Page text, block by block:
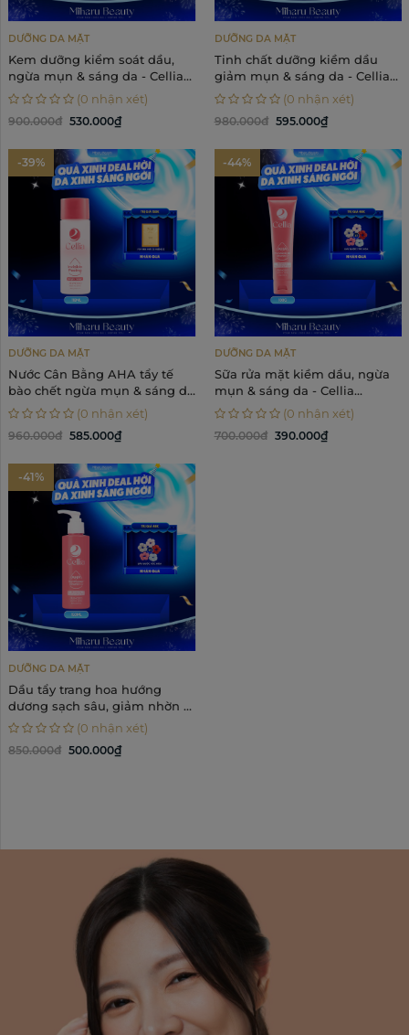
DƯỠNG DA MẶT
Kem dưỡng kiểm soát dầu,
ngừa mụn & sáng da - Cellia
Bright Cream 45g(0 nhận xét)
900.000đ 530.000₫
DƯỠNG DA MẶT
Tinh chất dưỡng kiềm dầu
giảm mụn & sáng da - Cellia
Bright Serum 30ml
(0 nhận xét)
980.000đ 595.000₫
-39%
DƯỠNG DA MẶT
Nước Cân Bằng AHA tẩy tế
bào chết ngừa mụn & sáng da
- Cellia Invisible Peeling
Bright Toner 118ml
(0 nhận xét)
960.000đ 585.000₫
-44%
DƯỠNG DA MẶT
Sữa rửa mặt kiềm dầu, ngừa
mụn & sáng da - Cellia
Moistskin Cleansing Foam
100g
(0 nhận xét)
700.000đ 390.000₫
-41%
DƯỠNG DA MẶT
Dầu tẩy trang hoa hướng
dương sạch sâu, giảm nhờn &
mụn đầu đen - Cellia
Moistskin Cleansing Oil 150ml
(0 nhận xét)
850.000đ 500.000₫